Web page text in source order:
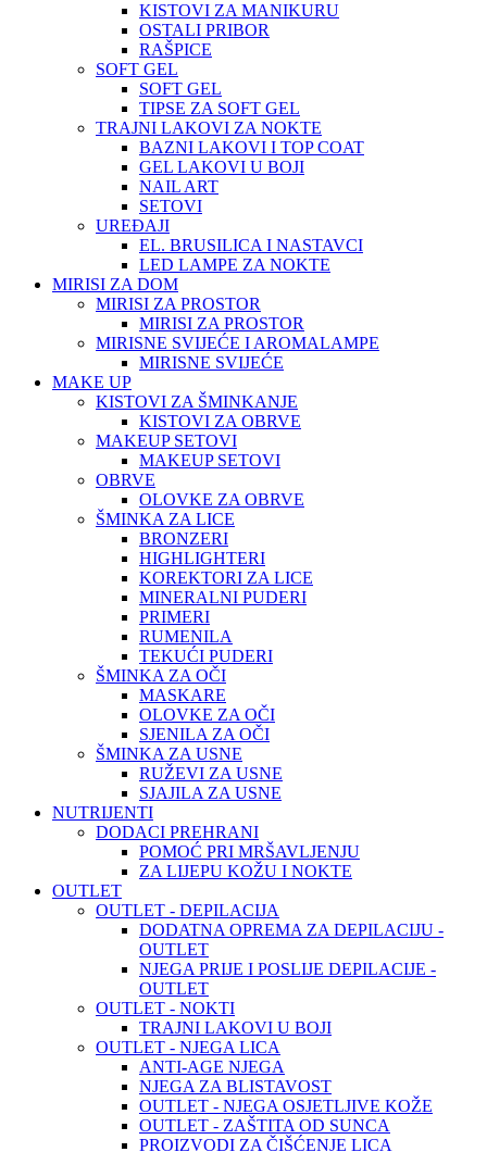
KISTOVI ZA MANIKURU
OSTALI PRIBOR
RAŠPICE
SOFT GEL
SOFT GEL
TIPSE ZA SOFT GEL
TRAJNI LAKOVI ZA NOKTE
BAZNI LAKOVI I TOP COAT
GEL LAKOVI U BOJI
NAIL ART
SETOVI
UREĐAJI
EL. BRUSILICA I NASTAVCI
LED LAMPE ZA NOKTE
MIRISI ZA DOM
MIRISI ZA PROSTOR
MIRISI ZA PROSTOR
MIRISNE SVIJEĆE I AROMALAMPE
MIRISNE SVIJEĆE
MAKE UP
KISTOVI ZA ŠMINKANJE
KISTOVI ZA OBRVE
MAKEUP SETOVI
MAKEUP SETOVI
OBRVE
OLOVKE ZA OBRVE
ŠMINKA ZA LICE
BRONZERI
HIGHLIGHTERI
KOREKTORI ZA LICE
MINERALNI PUDERI
PRIMERI
RUMENILA
TEKUĆI PUDERI
ŠMINKA ZA OČI
MASKARE
OLOVKE ZA OČI
SJENILA ZA OČI
ŠMINKA ZA USNE
RUŽEVI ZA USNE
SJAJILA ZA USNE
NUTRIJENTI
DODACI PREHRANI
POMOĆ PRI MRŠAVLJENJU
ZA LIJEPU KOŽU I NOKTE
OUTLET
OUTLET - DEPILACIJA
DODATNA OPREMA ZA DEPILACIJU -
OUTLET
NJEGA PRIJE I POSLIJE DEPILACIJE -
OUTLET
OUTLET - NOKTI
TRAJNI LAKOVI U BOJI
OUTLET - NJEGA LICA
ANTI-AGE NJEGA
NJEGA ZA BLISTAVOST
OUTLET - NJEGA OSJETLJIVE KOŽE
OUTLET - ZAŠTITA OD SUNCA
PROIZVODI ZA ČIŠĆENJE LICA